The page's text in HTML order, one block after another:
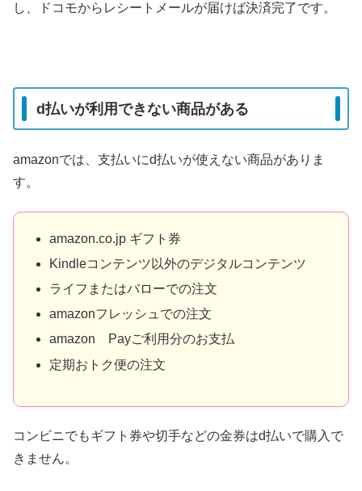
し、ドコモからレシートメールが届けば決済完了です。
d払いが利用できない商品がある
amazonでは、支払いにd払いが使えない商品がありま
す。
amazon.co.jp ギフト券
Kindleコンテンツ以外のデジタルコンテンツ
ライフまたはバローでの注文
amazonフレッシュでの注文
amazon Payご利用分のお支払
定期おトク便の注文
コンビニでもギフト券や切手などの金券はd払いで購入で
きません。